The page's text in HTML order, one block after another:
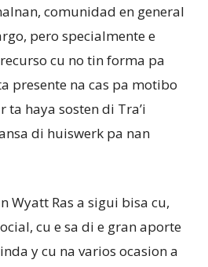
comunidad en general
pero specialmente e
cu no tin forma pa
presente na cas pa motibo
haya sosten di Tra’i
di huiswerk pa nan
Wyatt Ras a sigui bisa cu,
cu e sa di e gran aporte
y cu na varios ocasion a